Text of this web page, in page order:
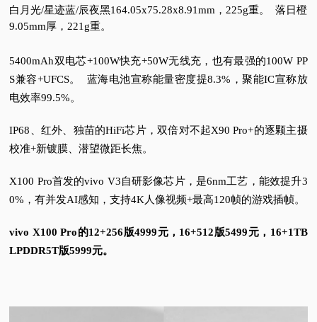
白月光/星迹蓝/辰夜黑164.05x75.28x8.91mm，225g重。
落日橙
9.05mm厚，221g重。
5400mAh双电芯+100W快充+50W无线充，也有最强的100W PP
S兼容+UFCS。
蓝海电池宣称能量密度提8.3%，聚能IC宣称放
电效率99.5%。
IP68、红外、独苗的HiFi芯片，双倍对不起X90 Pro+的逐颗主摄
校准+新镀膜、潜望微距长焦。
X100 Pro首发的vivo V3自研影像芯片，是6nm工艺，能效提升3
0%，有并发AI感知，支持4K人像视频+最高120帧的游戏插帧。
vivo X100 Pro的12+256版4999元，16+512版5499元，16+1TB
LPDDR5T版5999元。